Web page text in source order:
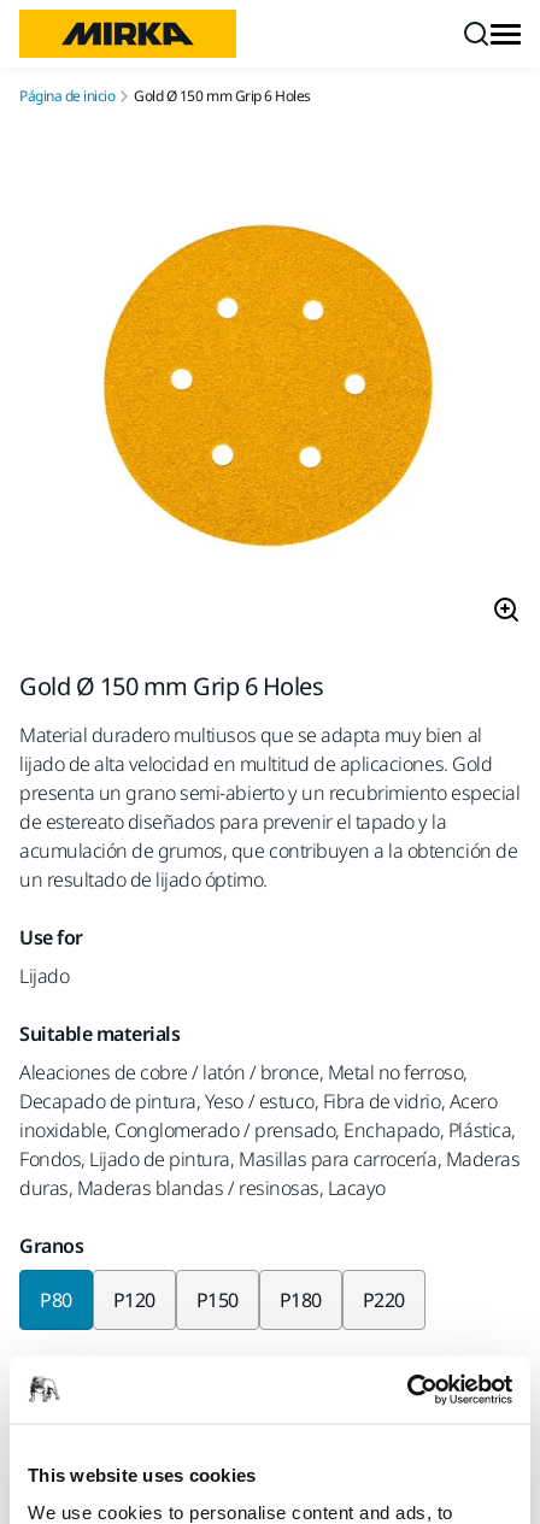
This website uses cookies
We use cookies to personalise content and ads, to
Página de inicio Gold Ø 150 mm Grip 6 Holes
Gold Ø 150 mm Grip 6 Holes
Material duradero multiusos que se adapta muy bien al
lijado de alta velocidad en multitud de aplicaciones. Gold
presenta un grano semi-abierto y un recubrimiento especial
de estereato diseñados para prevenir el tapado y la
acumulación de grumos, que contribuyen a la obtención de
un resultado de lijado óptimo.
Use for
Lijado
Suitable materials
Aleaciones de cobre / latón / bronce, Metal no ferroso,
Decapado de pintura, Yeso / estuco, Fibra de vidrio, Acero
inoxidable, Conglomerado / prensado, Enchapado, Plástica,
Fondos, Lijado de pintura, Masillas para carrocería, Maderas
duras, Maderas blandas / resinosas, Lacayo
Granos
P80 P120 P150 P180 P220
Unidades por caja
Mirka code
2362485080